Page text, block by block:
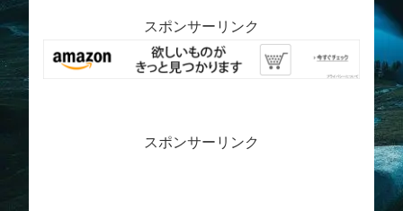
スポンサーリンク
スポンサーリンク